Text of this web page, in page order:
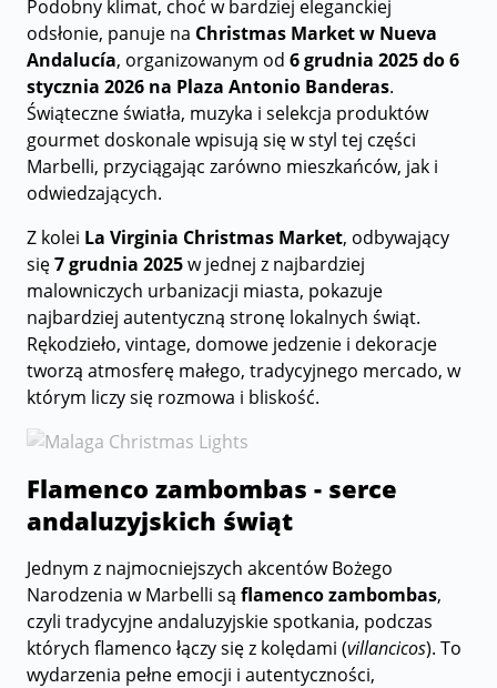
Podobny klimat, choć w bardziej eleganckiej
odsłonie, panuje na Christmas Market w Nueva
Andalucía, organizowanym od 6 grudnia 2025 do 6
stycznia 2026 na Plaza Antonio Banderas.
Świąteczne światła, muzyka i selekcja produktów
gourmet doskonale wpisują się w styl tej części
Marbelli, przyciągając zarówno mieszkańców, jak i
odwiedzających.
Z kolei La Virginia Christmas Market, odbywający
się7 grudnia 2025w jednej z najbardziej
malowniczych urbanizacji miasta, pokazuje
najbardziej autentyczną stronę lokalnych świąt.
Rękodzieło, vintage, domowe jedzenie i dekoracje
tworzą atmosferę małego, tradycyjnego mercado, w
którym liczy się rozmowa i bliskość.
Flamenco zambombas - serce
andaluzyjskich świąt
Jednym z najmocniejszych akcentów Bożego
Narodzenia w Marbelli są flamenco zambombas,
czyli tradycyjne andaluzyjskie spotkania, podczas
których flamenco łączy się z kolędami (villancicos). To
wydarzenia pełne emocji i autentyczności,